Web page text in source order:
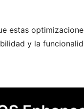
estas
y la